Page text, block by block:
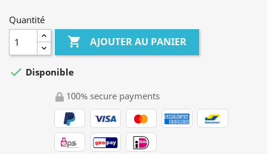
Quantité
 AJOUTER AU PANIER
 Disponible
100% secure payments